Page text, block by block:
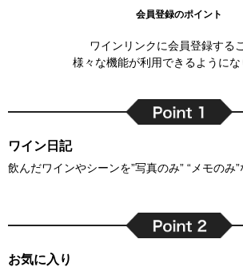
会員登録のポイント
ワインリンクに会員登録する
様々な機能が利用できるようにな
ワイン日記
飲んだワインやシーンを”写真のみ” “メモのみ
お気に入り